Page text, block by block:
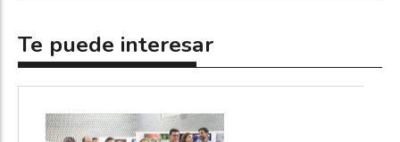
Te puede interesar